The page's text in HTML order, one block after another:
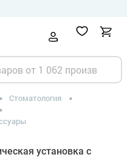
Стоматология
установка с